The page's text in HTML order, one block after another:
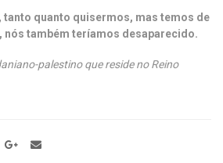
tanto quanto quisermos, mas temos de
nós também teríamos desaparecido.
palestino que reside no Reino